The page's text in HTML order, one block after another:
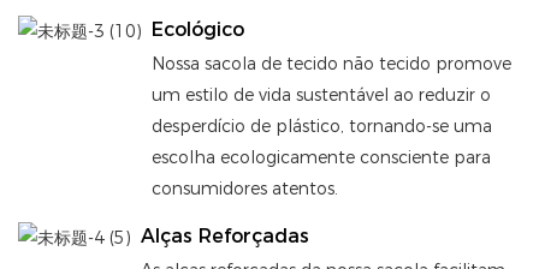
Ecológico
Nossa sacola de tecido não tecido promove
um estilo de vida sustentável ao reduzir o
desperdício de plástico, tornando-se uma
escolha ecologicamente consciente para
consumidores atentos.
Alças Reforçadas